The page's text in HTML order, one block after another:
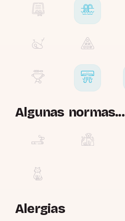
Algunas normas...
Alergias